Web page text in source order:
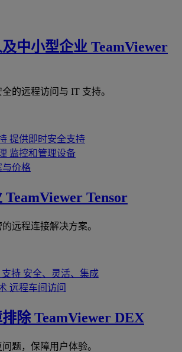
中小型企业 TeamViewer
的远程访问与 IT 支持。
提供即时安全支持
监控和管理设备
与价格
TeamViewer Tensor
远程连接解决方案。
持 安全、灵活、集成
远程车间访问
除 TeamViewer DEX
题，保障用户体验。